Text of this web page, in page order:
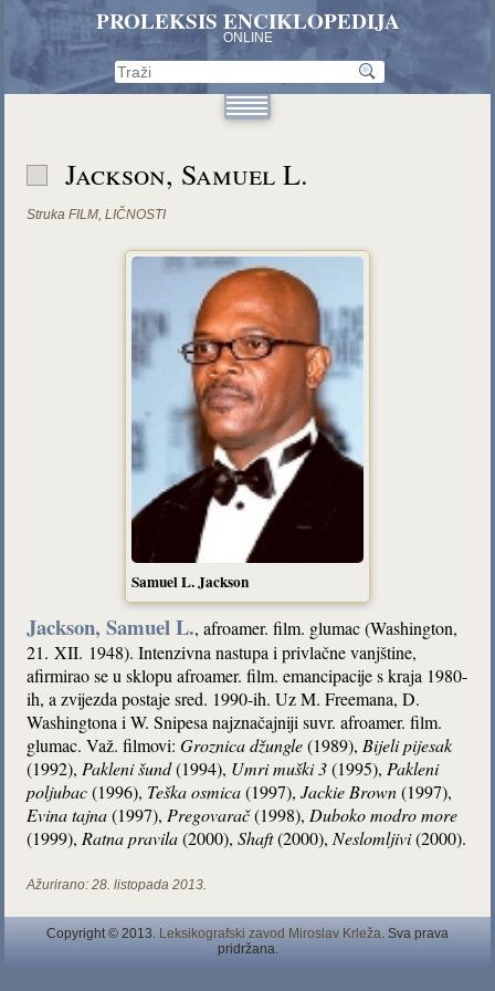
PROLEKSIS ENCIKLOPEDIJA
ONLINE
Jackson, Samuel L.
Struka FILM,LIČNOSTI
Samuel L. Jackson
Jackson, Samuel L., afroamer. film. glumac (Washington,
21. XII. 1948). Intenzivna nastupa i privlačne vanjštine,
afirmirao se u sklopu afroamer. film. emancipacije s kraja 1980-
ih, a zvijezda postaje sred. 1990-ih. Uz M. Freemana, D.
Washingtona i W. Snipesa najznačajniji suvr. afroamer. film.
glumac. Važ. filmovi:Groznica džungle(1989), Bijeli pijesak
(1992), Pakleni šund(1994), Umri muški 3(1995), Pakleni
poljubac(1996), Teška osmica(1997),Jackie Brown(1997),
Evina tajna(1997), Pregovarač(1998), Duboko modro more
(1999), Ratna pravila(2000),Shaft(2000), Neslomljivi(2000).
Ažurirano: 28. listopada 2013.
Copyright © 2013. Leksikografski zavod Miroslav Krleža . Sva prava
pridržana.